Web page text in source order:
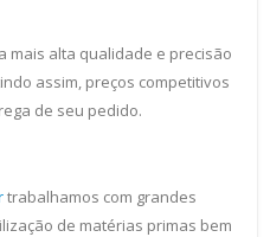
mais alta qualidade e precisão
assim, preços competitivos
de seu pedido.
trabalhamos com grandes
de matérias primas bem